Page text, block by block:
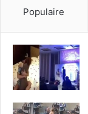
Populaire